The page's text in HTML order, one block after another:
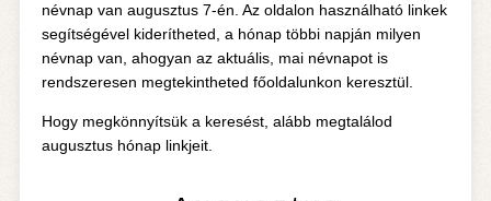
névnap van augusztus 7-én. Az oldalon használható linkek
segítségével kiderítheted, a hónap többi napján milyen
névnap van, ahogyan az aktuális, mai névnapot is
rendszeresen megtekintheted főoldalunkon keresztül.
Hogy megkönnyítsük a keresést, alább megtalálod
augusztus hónap linkjeit.